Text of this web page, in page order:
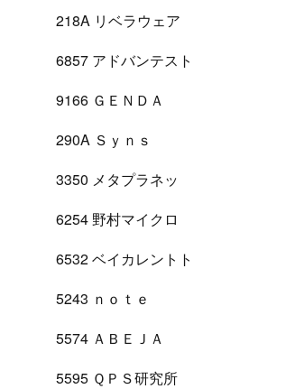
218A リベラウェア
6857 アドバンテスト
9166 ＧＥＮＤＡ
290A Ｓｙｎｓ
3350 メタプラネッ
6254 野村マイクロ
6532 ベイカレントト
5243 ｎｏｔｅ
5574 ＡＢＥＪＡ
5595 ＱＰＳ研究所